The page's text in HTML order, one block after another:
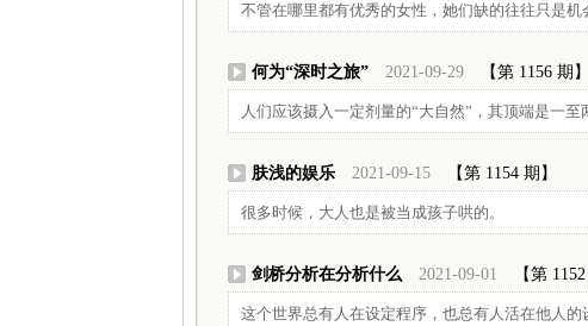
不管在哪里都有优秀的女性，她们缺的往往只是机
何为“深时之旅” 2021-09-29 【第 1156 期】
人们应该摄入一定剂量的“大自然”，其顶端是一至
肤浅的娱乐 2021-09-15 【第 1154 期】
很多时候，大人也是被当成孩子哄的。
剑桥分析在分析什么 2021-09-01 【第 1152
这个世界总有人在设定程序，也总有人活在他人的